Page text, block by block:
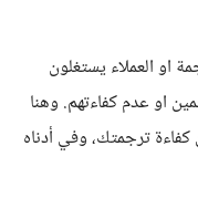
او العملاء يستغلون
او عدم كفاءتهم. وهنا
ترجمتك، وفي أدناه